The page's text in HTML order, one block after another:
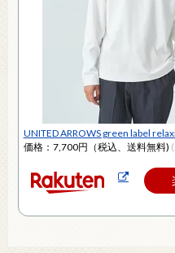
UNITED ARROWS green label
価格：7,700円（税込、送料無料)